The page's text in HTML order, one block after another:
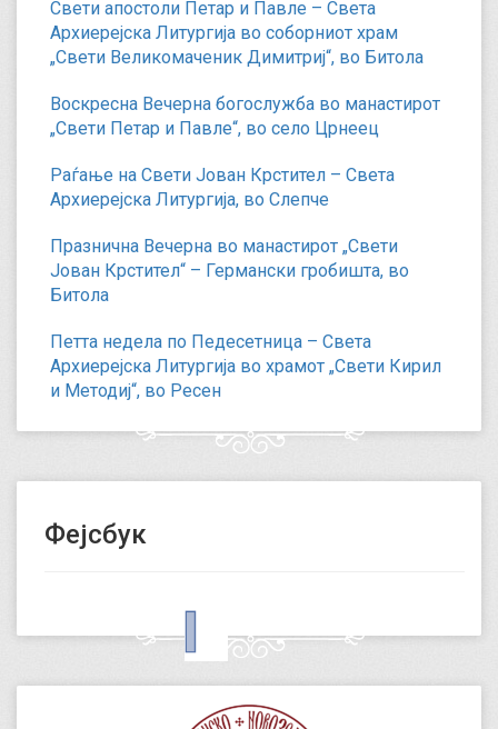
Свети апостоли Петар и Павле – Света
Архиерејска Литургија во соборниот храм
„Свети Великомаченик Димитриј“, во Битола
Воскресна Вечерна богослужба во манастирот
„Свети Петар и Павле“, во село Црнеец
Раѓање на Свети Јован Крстител – Света
Архиерејска Литургија, во Слепче
Празнична Вечерна во манастирот „Свети
Јован Крстител“ – Германски гробишта, во
Битола
Петта недела по Педесетница – Света
Архиерејска Литургија во храмот „Свети Кирил
и Методиј“, во Ресен
Фејсбук